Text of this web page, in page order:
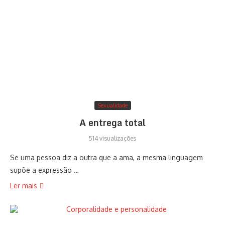
Sexualidade
A entrega total
514 visualizações
Se uma pessoa diz a outra que a ama, a mesma linguagem
supõe a expressão …
Ler mais